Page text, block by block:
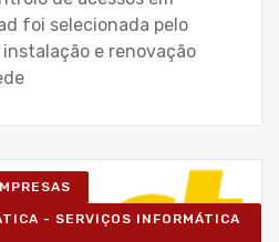
foi selecionada pelo
e renovação
- SERVIÇOS INFORMÁTICA